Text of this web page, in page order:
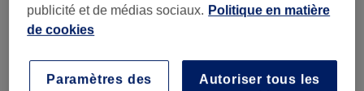
Beauté Des Pieds
Femme - Épilation À La Cire 18 à partir de 7 €
publicité et de médias sociaux. Politique en matière
de cookies
Autoriser tous les
Paramètres des